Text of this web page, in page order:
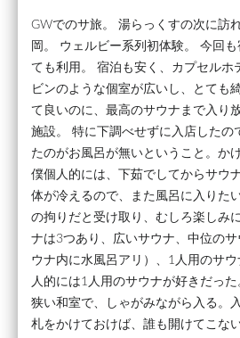
GWでのサ旅。 湯らっくすの次に訪
岡。 ウェルビー系列初体験。 今回
ても利用。 宿泊も安く、カプセルホ
ビンのような個室が広いし、とても
て良いのに、最高のサウナまで入り
施設。 特に下調べせずに入店したの
たのがお風呂が無いということ。か
僕個人的には、下茹でしてからサウ
体が冷えるので、また風呂に入りた
の拘りだと受け取り、むしろ楽しみ
ナは3つあり、広いサウナ、中位の
ウナ内に水風呂アリ）、1人用のサ
人的には1人用のサウナが好きだった
狭い和室で、しゃがみながら入る。
札をかけておけば、誰も開けてこな